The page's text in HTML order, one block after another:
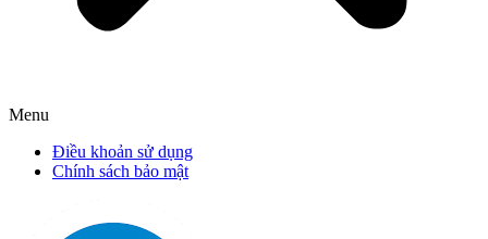
Menu
Điều khoản sử dụng
Chính sách bảo mật